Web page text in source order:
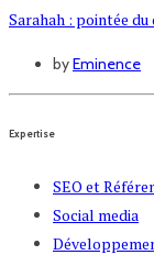
Sarahah : pointée
byEminence
Expertise
SEO et
Social media